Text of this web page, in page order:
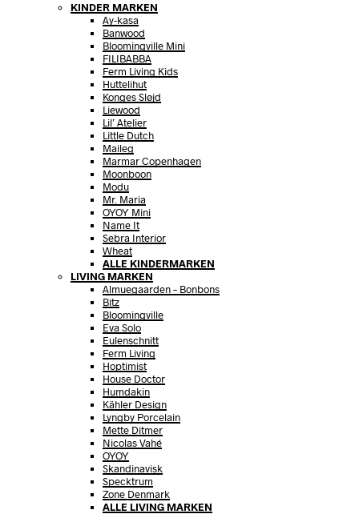
KINDER MARKEN
Ay-kasa
Banwood
Bloomingville Mini
FILIBABBA
Ferm Living Kids
Huttelihut
Konges Sløjd
Liewood
Lil’ Atelier
Little Dutch
Maileg
Marmar Copenhagen
Moonboon
Modu
Mr. Maria
OYOY Mini
Name It
Sebra Interior
Wheat
ALLE KINDERMARKEN
LIVING MARKEN
Almuegaarden – Bonbons
Bitz
Bloomingville
Eva Solo
Eulenschnitt
Ferm Living
Hoptimist
House Doctor
Humdakin
Kähler Design
Lyngby Porcelain
Mette Ditmer
Nicolas Vahé
OYOY
Skandinavisk
Specktrum
Zone Denmark
ALLE LIVING MARKEN